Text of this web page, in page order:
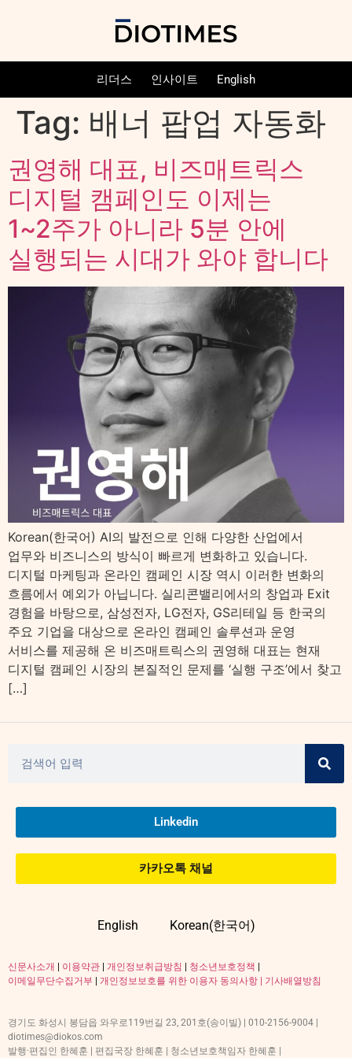
리더스 인사이트 English
Tag: 배너 팝업 자동화
권영해 대표, 비즈매트릭스
디지털 캠페인도 이제는
1~2주가 아니라 5분 안에
실행되는 시대가 와야 합니다
Korean(한국어) AI의 발전으로 인해 다양한 산업에서
업무와 비즈니스의 방식이 빠르게 변화하고 있습니다.
디지털 마케팅과 온라인 캠페인 시장 역시 이러한 변화의
흐름에서 예외가 아닙니다. 실리콘밸리에서의 창업과 Exit
경험을 바탕으로, 삼성전자, LG전자, GS리테일 등 한국의
주요 기업을 대상으로 온라인 캠페인 솔루션과 운영
서비스를 제공해 온 비즈매트릭스의 권영해 대표는 현재
디지털 캠페인 시장의 본질적인 문제를 ‘실행 구조’에서 찾고
[…]
Linkedin
카카오톡 채널
English Korean(한국어)
신문사소개 이용약관 개인정보취급방침 청소년보호정책
이메일무단수집거부
개인정보보호를 위한 이용자 동의사항 | 기사배열방침
경기도 화성시 봉담읍 와우로119번길 23, 201호(송이빌) | 010-2156-9004 |
diotimes@diokos.com
발행·편집인 한혜훈 | 편집국장 한혜훈 | 청소년보호책임자 한혜훈 |